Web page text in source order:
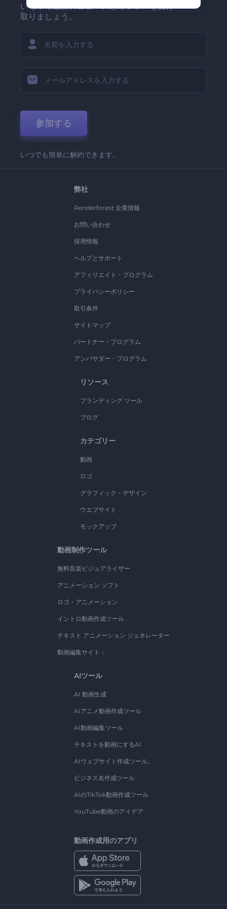
いち早く最新のニュースとオファーを受け
取りましょう。
参加する
いつでも簡単に解約できます。
弊社
Renderforest 企業情報
お問い合わせ
採用情報
ヘルプとサポート
アフィリエイト・プログラム
プライバシーポリシー
取引条件
サイトマップ
パートナー・プログラム
アンバサダー・プログラム
リソース
ブランディング ツール
ブログ
カテゴリー
動画
ロゴ
グラフィック・デザイン
ウエブサイト
モックアップ
動画制作ツール
無料音楽ビジュアライザー
アニメーション ソフト
ロゴ・アニメーション
イントロ動画作成ツール
テキスト アニメーション ジェネレーター
動画編集サイト：
AIツール
AI 動画生成
AIアニメ動画作成ツール
AI動画編集ツール
テキストを動画にするAI
AIウェブサイト作成ツール。
ビジネス名作成ツール
AIのTikTok動画作成ツール
YouTube動画のアイデア
動画作成用のアプリ